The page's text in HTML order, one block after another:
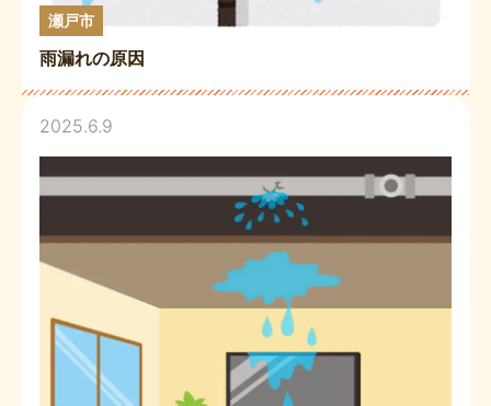
瀬戸市
雨漏れの原因
2025.6.9